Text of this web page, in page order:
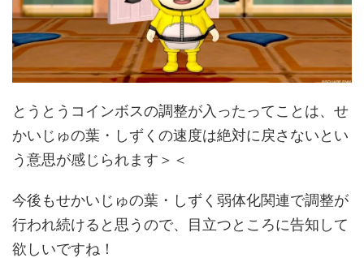
とうとうコインボスの調整が入ったってことは、せ
かいじゅの葉・しずくの速度は絶対に戻さないとい
う意思が感じられます＞＜
今後もせかいじゅの葉・しずく弱体化関連で調整が
行われ続けると思うので、目立つところに告知して
欲しいですね！